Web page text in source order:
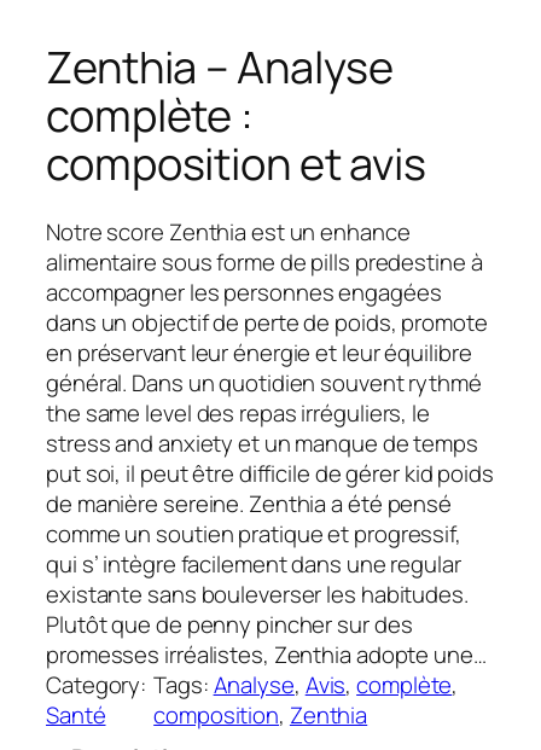
Zenthia – Analyse
complète :
composition et avis
Notre score Zenthia est un enhance
alimentaire sous forme de pills predestine à
accompagner les personnes engagées
dans un objectif de perte de poids, promote
en préservant leur énergie et leur équilibre
général. Dans un quotidien souvent rythmé
the same level des repas irréguliers, le
stress and anxiety et un manque de temps
put soi, il peut être difficile de gérer kid poids
de manière sereine. Zenthia a été pensé
comme un soutien pratique et progressif,
qui s’ intègre facilement dans une regular
existante sans bouleverser les habitudes.
Plutôt que de penny pincher sur des
promesses irréalistes, Zenthia adopte une…
Category:
Santé
Tags:Analyse, Avis, complète
composition, Zenthia